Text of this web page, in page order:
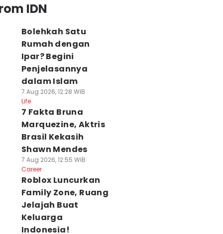
IDN
Bolehkah Satu
Rumah dengan
Ipar? Begini
Penjelasannya
dalam Islam
7 Aug 2026, 12:28 WIB
Life
7 Fakta Bruna
Marquezine, Aktris
Brasil Kekasih
Shawn Mendes
7 Aug 2026, 12:55 WIB
Career
Roblox Luncurkan
Family Zone, Ruang
Jelajah Buat
Keluarga
Indonesia!